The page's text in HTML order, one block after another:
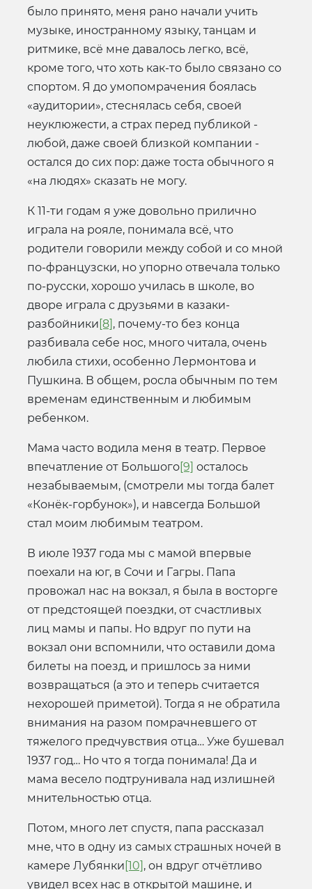
было принято, меня рано начали учить
музыке, иностранному языку, танцам и
ритмике, всё мне давалось легко, всё,
кроме того, что хоть как-то было связано со
спортом. Я до умопомрачения боялась
«аудитории», стеснялась себя, своей
неуклюжести, а страх перед публикой -
любой, даже своей близкой компании -
остался до сих пор: даже тоста обычного я
«на людях» сказать не могу.
К 11-ти годам я уже довольно прилично
играла на рояле, понимала всё, что
родители говорили между собой и со мной
по-французски, но упорно отвечала только
по-русски, хорошо училась в школе, во
дворе играла с друзьями в казаки-
разбойники [8] , почему-то без конца
разбивала себе нос, много читала, очень
любила стихи, особенно Лермонтова и
Пушкина. В общем, росла обычным по тем
временам единственным и любимым
ребенком.
Мама часто водила меня в театр. Первое
впечатление от Большого[9] осталось
незабываемым, (смотрели мы тогда балет
«Конёк-горбунок»), и навсегда Большой
стал моим любимым театром.
В июле 1937 года мы с мамой впервые
поехали на юг, в Сочи и Гагры. Папа
провожал нас на вокзал, я была в восторге
от предстоящей поездки, от счастливых
лиц мамы и папы. Но вдруг по пути на
вокзал они вспомнили, что оставили дома
билеты на поезд, и пришлось за ними
возвращаться (а это и теперь считается
нехорошей приметой). Тогда я не обратила
внимания на разом помрачневшего от
тяжелого предчувствия отца… Уже бушевал
1937 год… Но что я тогда понимала! Да и
мама весело подтрунивала над излишней
мнительностью отца.
Потом, много лет спустя, папа рассказал
мне, что в одну из самых страшных ночей в
камере Лубянки [10] , он вдруг отчётливо
увидел всех нас в открытой машине, и